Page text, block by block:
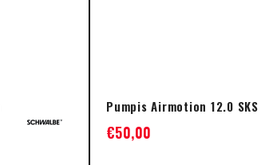
Pumpis Airmotion 12.0 SKS
€50,00